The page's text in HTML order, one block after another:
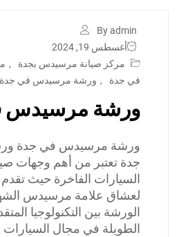
By admin
أغسطس 19, 2024
مركز صيانة مرسيدس بجدة
,
في جدة
, ورشة مرسيدس في جدة
ورشة مرسيدس
ورشة مرسيدس في جدة
جدة تعتبر من أهم وجهات
السيارات الفاخرة حيث تقدم
لعشاق علامة مرسيدس
الورشة بين التكنولوجيا
الطويلة في مجال